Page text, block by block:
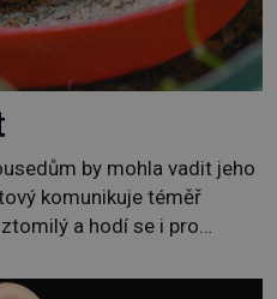
by mohla vadit jeho
komunikuje téměř
a hodí se i pro
dne jen posedává. Hodně